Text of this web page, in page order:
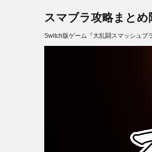
スマブラ攻略まとめ
Switch版ゲーム『大乱闘スマッシュブ